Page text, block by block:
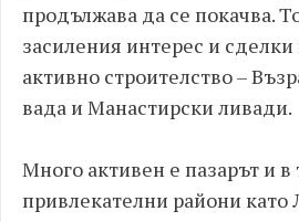
продължава да се покачва.
засиления интерес и сделки
активно строителство –
вада и Манастирски ливади.
Много активен е пазарът и
привлекателни райони като